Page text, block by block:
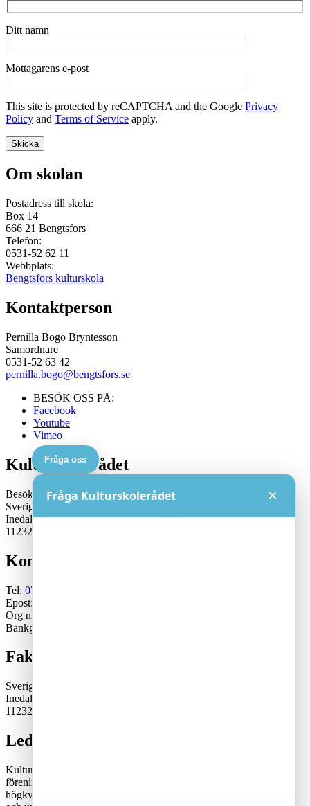
Ditt namn
Mottagarens e-post
This site is protected by reCAPTCHA and the Google Privacy
Policy and Terms of Service apply.
Om skolan
Postadress till skola:
Box 14
666 21 Bengtsfors
Telefon:
0531-52 62 11
Webbplats:
Bengtsfors kulturskola
Kontaktperson
Pernilla Bogö Bryntesson
Samordnare
0531-52 63 42
pernilla.bogo@bengtsfors.se
BESÖK OSS PÅ:
Facebook
Youtube
Vimeo
Kulturskolerådet
Besöksadress:
Sveriges Kulturskoleråd
Inedalsgatan 15
11232 Stockholm
Kontakt
Tel: 070-671 79 46
Epost:
Org nr: 802402-2561
Bankgiro:5553-1339
Fakturaadress
Sveriges Kulturskoleråd
Inedalsgatan 15
11232 Stockholm
Lediga tjänster
Kulturskolerådet är en ideell, partipolitiskt och fackligt obunden
förening där kommuner samverkar för en tillgänglig och
högkvalitativ kulturskoleverksamhet. Rådets vision är att alla barn
Fråga oss
Fråga Kulturskolerådet ×